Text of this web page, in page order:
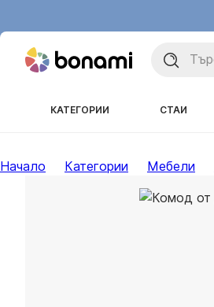
КАТЕГОРИИ СТАИ
Начало Категории Мебели